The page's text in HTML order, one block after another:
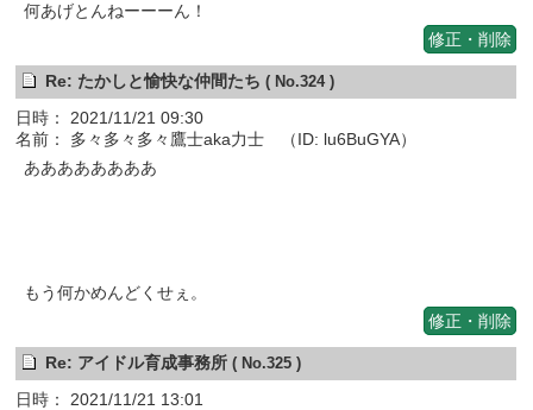
何あげとんねーーーん！
修正・削除
Re: たかしと愉快な仲間たち( No.324 )
日時： 2021/11/21 09:30
名前： 多々多々多々鷹士aka力士 （ID: lu6BuGYA）
ああああああああ
もう何かめんどくせぇ。
修正・削除
Re: アイドル育成事務所( No.325 )
日時： 2021/11/21 13:01